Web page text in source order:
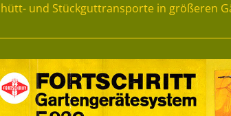
und Stückguttransporte in größeren